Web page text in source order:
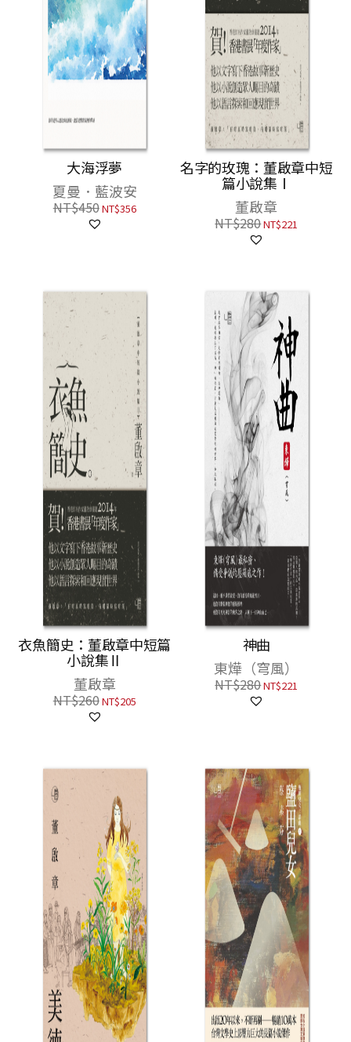
大海浮夢
夏曼．藍波安
NT$450NT$356
名字的玫瑰：董啟章中短
篇小說集Ⅰ
董啟章
NT$280NT$221
衣魚簡史：董啟章中短篇
小說集Ⅱ
董啟章
NT$260NT$205
神曲
東燁（穹風）
NT$280NT$221